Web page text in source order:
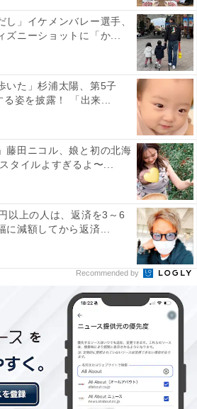
し」イケメンバレー選手、
ズニーショットに「か...
いた」杉浦太陽、第5子
る姿を披露！ 「出来...
藤田ニコル、娘と初の北海
タイルよすぎるよ〜...
以上の人は、返済を3～6
に減額してから返済...
Recommended by